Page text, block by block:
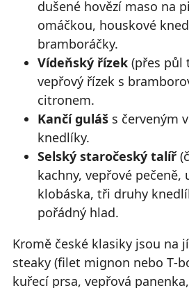
dušené hovězí maso na
omáčkou, houskové
bramboráčky.
Vídeňský řízek (přes půl
vepřový řízek s
citronem.
Kančí guláš s červeným
knedlíky.
Selský staročeský talíř
kachny, vepřové pečeně,
klobáska, tři druhy
pořádný hlad.
Kromě české klasiky jsou na
steaky (filet mignon nebo
kuřecí prsa, vepřová panenka,